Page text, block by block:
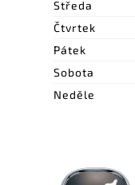
Středa
Čtvrtek
Pátek
Sobota
Neděle